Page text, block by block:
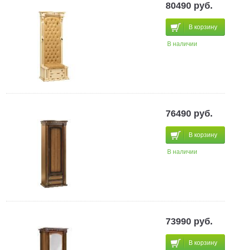
80490 руб.
В корзину
В наличии
76490 руб.
В корзину
В наличии
73990 руб.
В корзину